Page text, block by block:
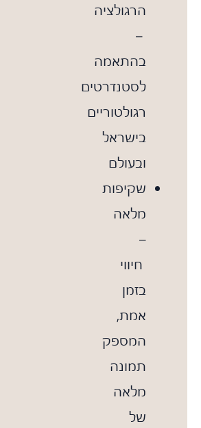
הרגולציה
בהתאמה
לסטנדרטים
רגולטוריים
בישראל
ובעולם
שקיפות
מלאה
אמת,
המספק
תמונה
מלאה